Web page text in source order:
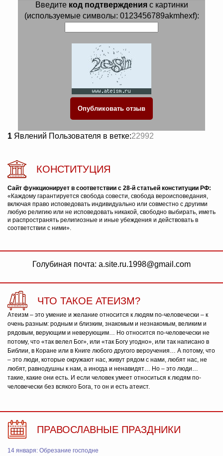
Введите код подтвержденияс картинки
(используемые символы: 0123456789akmhexf):
1 Явлений Пользователя в ветке:22992
КОНСТИТУЦИЯ
Сайт функционирует в соответствии с 28-й статьей конституции РФ:
«Каждому гарантируется свобода совести, свобода вероисповедания,
включая право исповедовать индивидуально или совместно с другими
любую религию или не исповедовать никакой, свободно выбирать, иметь
и распространять религиозные и иные убеждения и действовать в
соответствии с ними».
Голубиная почта: a.site.ru.1998@gmail.com
ЧТО ТАКОЕ АТЕИЗМ?
Атеизм – это умение и желание относится к людям по-человечески – к
очень разным: родным и близким, знакомым и незнакомым, великим и
рядовым, верующим и неверующим… Но относится по-человечески не
потому, что «так велел Бог», или «так Богу угодно», или так написано в
Библии, в Коране или в Книге любого другого вероучения… А потому, что
– это люди, которые окружают нас, живут рядом с нами, любят нас, не
любят, равнодушны к нам, а иногда и ненавидят… Но – это люди…
такие, какие они есть. И если человек умеет относиться к людям по-
человечески без всякого Бога, то он и есть атеист.
ПРАВОСЛАВНЫЕ ПРАЗДНИКИ
14 января: Обрезание господне